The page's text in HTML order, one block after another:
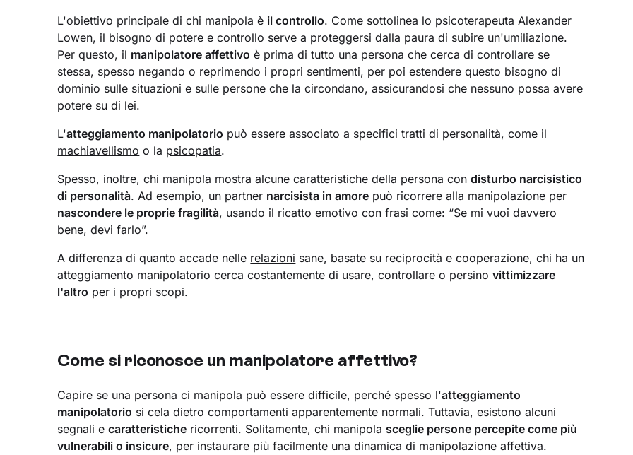
L'obiettivo principale di chi manipola è il controllo. Come sottolinea lo psicoterapeuta Alexander
Lowen, il bisogno di potere e controllo serve a proteggersi dalla paura di subire un'umiliazione.
Per questo, il manipolatore affettivo è prima di tutto una persona che cerca di controllare se
stessa, spesso negando o reprimendo i propri sentimenti, per poi estendere questo bisogno di
dominio sulle situazioni e sulle persone che la circondano, assicurandosi che nessuno possa avere
potere su di lei.
L'atteggiamento manipolatorio può essere associato a specifici tratti di personalità, come il
machiavellismo o la psicopatia.
Spesso, inoltre, chi manipola mostra alcune caratteristiche della persona condisturbo narcisistico
di personalità. Ad esempio, un partner narcisista in amore può ricorrere alla manipolazione per
nascondere le proprie fragilità, usando il ricatto emotivo con frasi come: “Se mi vuoi davvero
bene, devi farlo”.
A differenza di quanto accade nelle relazioni sane, basate su reciprocità e cooperazione, chi ha un
atteggiamento manipolatorio cerca costantemente di usare, controllare o persinovittimizzare
l'altro per i propri scopi.
Come si riconosce un manipolatore affettivo?
Capire se una persona ci manipola può essere difficile, perché spesso l'atteggiamento
manipolatorio si cela dietro comportamenti apparentemente normali. Tuttavia, esistono alcuni
segnali ecaratteristiche ricorrenti. Solitamente, chi manipola sceglie persone percepite come più
vulnerabili o insicure, per instaurare più facilmente una dinamica di manipolazione affettiva.